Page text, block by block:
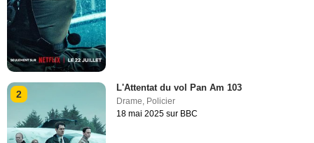
2
L'Attentat du vol Pan Am 103
Drame, Policier
18 mai 2025 sur BBC